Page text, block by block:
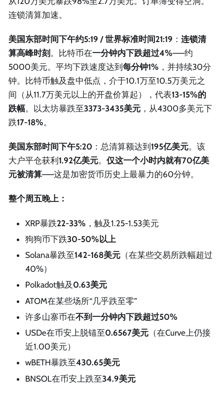
连锁清算加速。
美国东部时间下午约5:19 / 世界标准时间21:19 ： 连锁清
算高峰时刻 。比特币在一分钟内下跌超过4%——约
5000美元。平均下跌速度达到每分钟1% ，并持续30分
钟。比特币触及盘中低点，介于10.1万至10.5万美元之
间（从11.7万美元以上的开盘价算起），代表13-15%的
跌幅。以太坊暴跌至3373-3435美元 ，从4300多美元下
跌17-18%。
美国东部时间下午5:20 ：总清算额达到 195亿美元。该
大户平仓获利 1.92亿美元。 仅这一个小时内就有70亿美
元被清算——这是加密货币历史上最暴力的60分钟。
整个周五晚上：
XRP暴跌22-33% ，触及1.25-1.53美元
狗狗币下跌30-50%以上
Solana暴跌至142-168美元 （在某些交易所跌幅超过
40%）
Polkadot触及 0.63美元
ATOM在某些场所“几乎跌至零”
许多山寨币在不到一分钟内下跌超过50%
USDe在币安上脱锚至0.6567美元 （在Curve上仍接
近1.00美元）
wBETH暴跌至430.65美元
BNSOL在币安上跌至34.9美元